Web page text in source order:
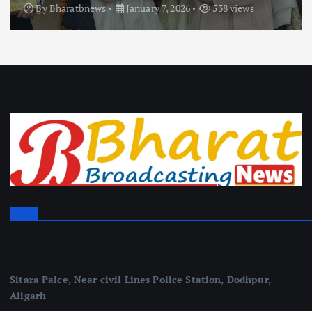
ByBharatbnews January 7, 2026 538 views
Sitara Palce, Near civil Lines Police Station, Dodhpur,
Aligarh